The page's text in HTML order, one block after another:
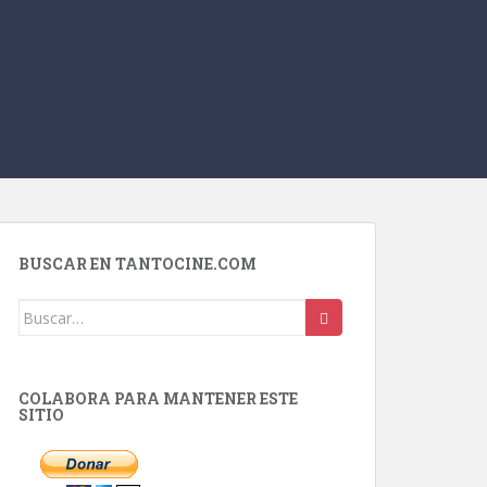
BUSCAR EN TANTOCINE.COM
Buscar:
COLABORA PARA MANTENER ESTE
SITIO